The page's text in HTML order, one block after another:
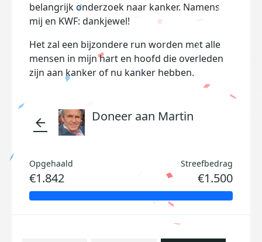
belangrijk onderzoek naar kanker. Namens
mij en KWF: dankjewel!
Het zal een bijzondere run worden met alle
mensen in mijn hart en hoofd die overleden
zijn aan kanker of nu kanker hebben.
arrow_back Doneer aan Martin
Opgehaald
€1.842
Streefbedrag
€1.500